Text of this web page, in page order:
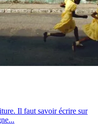
Il faut savoir écrire sur